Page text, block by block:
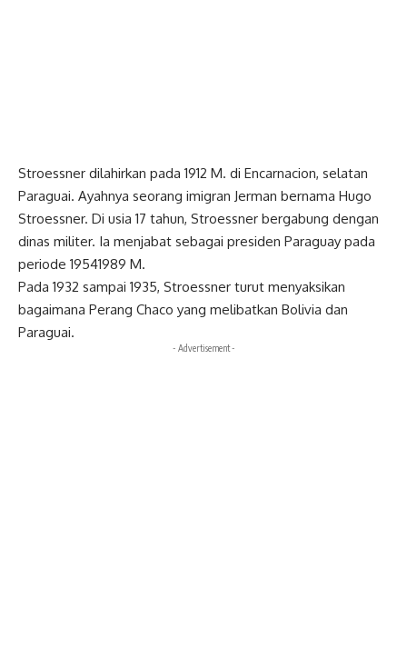
Stroessner dilahirkan pada 1912 M. di Encarnacion, selatan
Paraguai. Ayahnya seorang imigran Jerman bernama Hugo
Stroessner. Di usia 17 tahun, Stroessner bergabung dengan
dinas militer. Ia menjabat sebagai presiden Paraguay pada
periode 19541989 M.
Pada 1932 sampai 1935, Stroessner turut menyaksikan
bagaimana Perang Chaco yang melibatkan Bolivia dan
Paraguai.
- Advertisement -